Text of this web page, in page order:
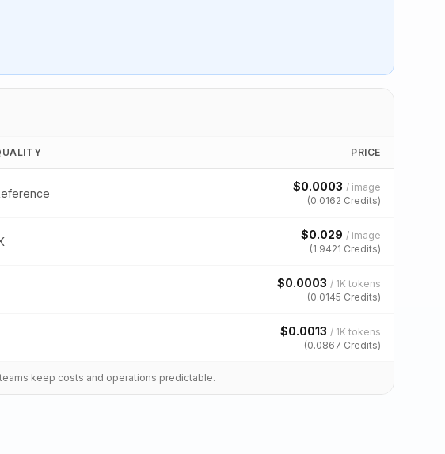
PRICE
$0.0003 / image
(0.0162 Credits)
$0.029 / image
(1.9421 Credits)
$0.0003 / 1K tokens
(0.0145 Credits)
$0.0013 / 1K tokens
(0.0867 Credits)
keep costs and operations predictable.